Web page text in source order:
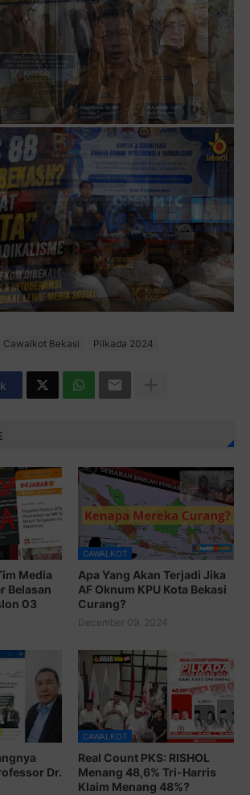
Cawalkot Bekasi Pilkada 2024
Media
Belasan
03
CAWALKOT
Apa Yang Akan Terjadi Jika
AF Oknum KPU Kota Bekasi
Curang?
December 09, 2024
Dr.
CAWALKOT
Real Count PKS: RISHOL
Menang 48,6% Tri-Harris
Klaim Menang 48%?